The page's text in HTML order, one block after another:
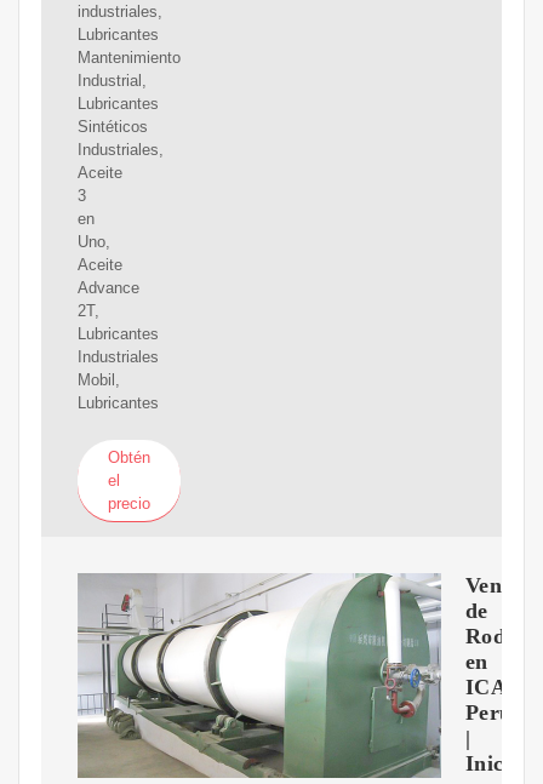
industriales,
Lubricantes
Mantenimiento
Industrial,
Lubricantes
Sintéticos
Industriales,
Aceite
3
en
Uno,
Aceite
Advance
2T,
Lubricantes
Industriales
Mobil,
Lubricantes
Obtén
el
precio
Venta
de
en
ICA
Peru
|
Inicio